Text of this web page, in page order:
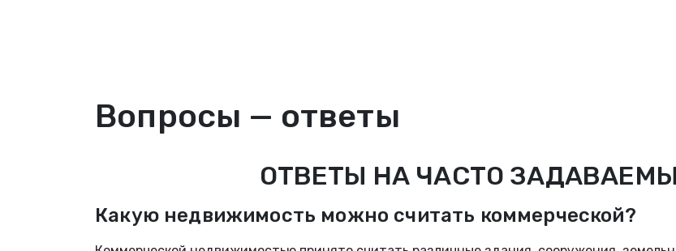
Вопросы — ответы
ОТВЕТЫ НА ЧАСТО
Какую недвижимость можно считать коммерческой?